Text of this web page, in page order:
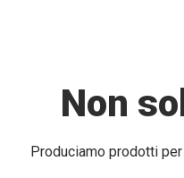
Non
Produciamo prodotti